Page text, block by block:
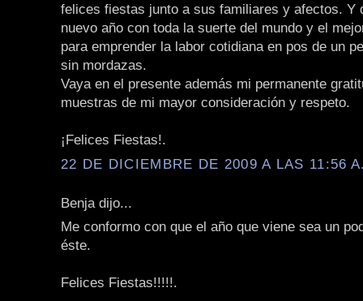
felices fiestas junto a sus familiares y afectos. Y
nuevo año con toda la suerte del mundo y el
para emprender la labor cotidiana en pos de un
sin mordazas.
Vaya en el presente además mi permanente
muestras de mi mayor consideración y respeto.
¡Felices Fiestas!.
22 DE DICIEMBRE DE 2009 A LAS 11:56
Benja dijo...
Me conformo con que el año que viene sea un
éste.
Felices Fiestas!!!!!.